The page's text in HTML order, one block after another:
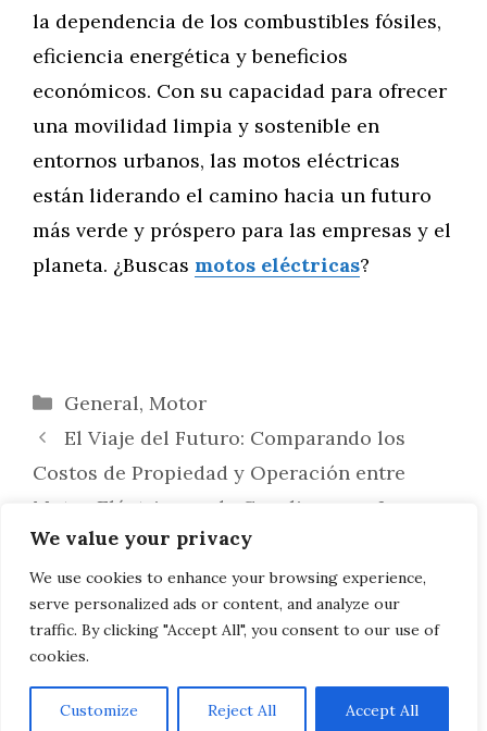
We value your privacy
We use cookies to enhance your browsing experience,
serve personalized ads or content, and analyze our
traffic. By clicking "Accept All", you consent to our use of
cookies.
Customize Reject All Accept All
la dependencia de los combustibles fósiles,
eficiencia energética y beneficios
económicos. Con su capacidad para ofrecer
una movilidad limpia y sostenible en
entornos urbanos, las motos eléctricas
están liderando el camino hacia un futuro
más verde y próspero para las empresas y el
planeta. ¿Buscas motos eléctricas?
Categorías
General, Motor
El Viaje del Futuro: Comparando los
Costos de Propiedad y Operación entre
Motos Eléctricas y de Gasolina para Largos
Recorridos
Explorando la Paz Interior: Beneficios de
los Retiros de Mandalas y Meditación
AVISO LEGAL, POLITICA DE PRIVACIDAD, COOKIES